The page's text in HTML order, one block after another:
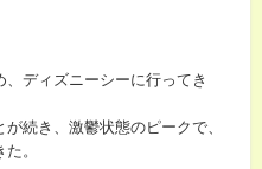
ディズニーシーに行ってき
続き、激鬱状態のピークで、
。